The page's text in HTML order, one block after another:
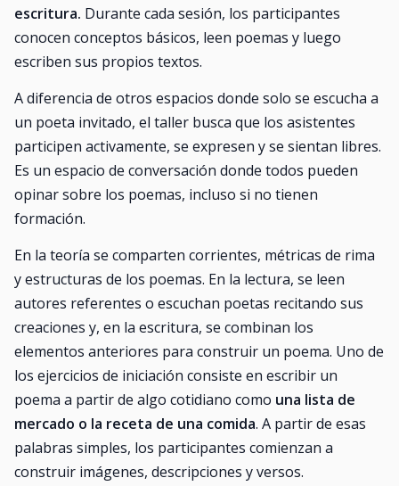
escritura. Durante cada sesión, los participantes
conocen conceptos básicos, leen poemas y luego
escriben sus propios textos.
A diferencia de otros espacios donde solo se escucha a
un poeta invitado, el taller busca que los asistentes
participen activamente, se expresen y se sientan libres.
Es un espacio de conversación donde todos pueden
opinar sobre los poemas, incluso si no tienen
formación.
En la teoría se comparten corrientes, métricas de rima
y estructuras de los poemas. En la lectura, se leen
autores referentes o escuchan poetas recitando sus
creaciones y, en la escritura, se combinan los
elementos anteriores para construir un poema. Uno de
los ejercicios de iniciación consiste en escribir un
poema a partir de algo cotidiano como una lista de
mercado o la receta de una comida. A partir de esas
palabras simples, los participantes comienzan a
construir imágenes, descripciones y versos.